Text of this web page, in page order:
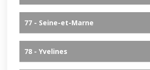
77 - Seine-et-Marne
78 - Yvelines